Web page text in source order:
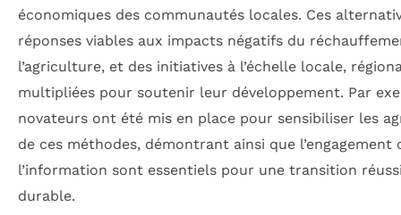
économiques des communautés locales. Ces
réponses viables aux impacts négatifs du
l’agriculture, et des initiatives à l’échelle locale,
multipliées pour soutenir leur développement. Par
novateurs ont été mis en place pour sensibiliser les
de ces méthodes, démontrant ainsi que l’engagement
l’information sont essentiels pour une transition
durable.